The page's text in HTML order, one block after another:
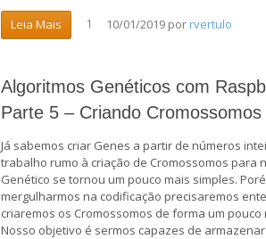
Leia Mais 1 10/01/2019 por rvertulo
Algoritmos Genéticos com
Parte 5 – Criando Cromossomos
Já sabemos criar Genes a partir de números
trabalho rumo à criação de Cromossomos para
Genético se tornou um pouco mais simples.
mergulharmos na codificação precisaremos
criaremos os Cromossomos de forma um pouco
Nosso objetivo é sermos capazes de